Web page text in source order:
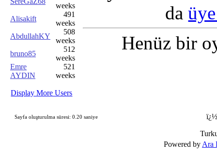
weeks
Alisakift
491
weeks
AbdullahKY
508
weeks
bruno85
512
weeks
Emre
AYDIN
521
weeks
Display More Users
da
Henüz bir
Sayfa oluşturulma süresi: 0.20 saniye
Powered by